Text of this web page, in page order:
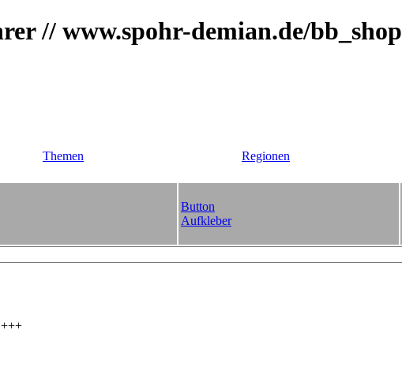
// www.spohr-demian.de/bb_shop
Themen Regionen
Button
Aufkleber
+++